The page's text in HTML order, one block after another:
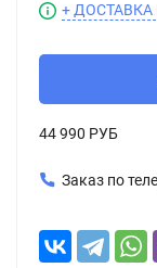
+
44 990 РУБ
Заказ по